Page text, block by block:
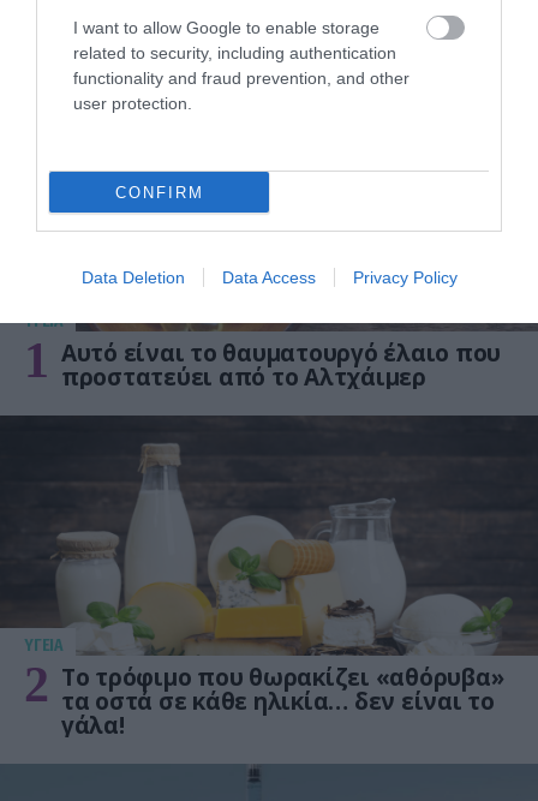
I want to allow Google to enable storage
related to security, including authentication
functionality and fraud prevention, and other
user protection.
CONFIRM
Data Deletion Data Access Privacy Policy
ΔΗΜΟΦΙΛΗ
ΥΓΕΙΑ
1 Αυτό είναι το θαυματουργό έλαιο που
προστατεύει από το Αλτχάιμερ
ΥΓΕΙΑ
2 Το τρόφιμο που θωρακίζει «αθόρυβα»
τα οστά σε κάθε ηλικία… δεν είναι το
γάλα!